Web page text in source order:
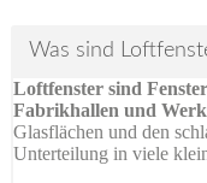
Was sind
Loftfenster sind
Fabrikhallen und
Glasflächen und den
Unterteilung in viele